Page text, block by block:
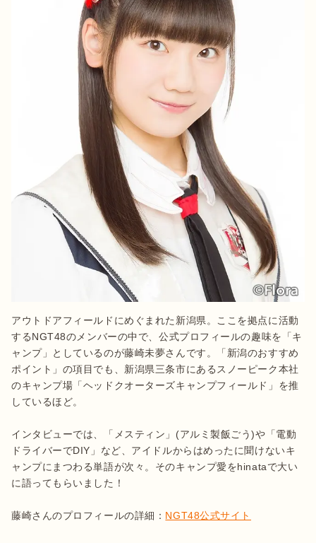
アウトドアフィールドにめぐまれた新潟県。ここを拠点に活動
するNGT48のメンバーの中で、公式プロフィールの趣味を「キ
ャンプ」としているのが藤崎未夢さんです。「新潟のおすすめ
ポイント」の項目でも、新潟県三条市にあるスノーピーク本社
のキャンプ場「ヘッドクオーターズキャンプフィールド」を推
しているほど。
インタビューでは、「メスティン」(アルミ製飯ごう)や「電動
ドライバーでDIY」など、アイドルからはめったに聞けないキ
ャンプにまつわる単語が次々。そのキャンプ愛をhinataで大い
に語ってもらいました！
藤崎さんのプロフィールの詳細： NGT48公式サイト